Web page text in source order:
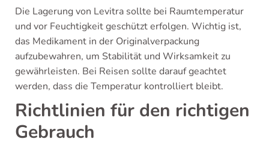
Die Lagerung von Levitra sollte bei Raumtemperatur
und vor Feuchtigkeit geschützt erfolgen. Wichtig ist,
das Medikament in der Originalverpackung
aufzubewahren, um Stabilität und Wirksamkeit zu
gewährleisten. Bei Reisen sollte darauf geachtet
werden, dass die Temperatur kontrolliert bleibt.
Richtlinien für den richtigen
Gebrauch